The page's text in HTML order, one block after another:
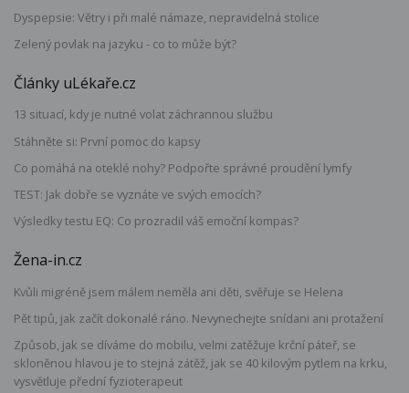
Dyspepsie: Větry i při malé námaze, nepravidelná stolice
Zelený povlak na jazyku - co to může být?
Články uLékaře.cz
13 situací, kdy je nutné volat záchrannou službu
Stáhněte si: První pomoc do kapsy
Co pomáhá na oteklé nohy? Podpořte správné proudění lymfy
TEST: Jak dobře se vyznáte ve svých emocích?
Výsledky testu EQ: Co prozradil váš emoční kompas?
Žena-in.cz
Kvůli migréně jsem málem neměla ani děti, svěřuje se Helena
Pět tipů, jak začít dokonalé ráno. Nevynechejte snídani ani protažení
Způsob, jak se díváme do mobilu, velmi zatěžuje krční páteř, se
skloněnou hlavou je to stejná zátěž, jak se 40 kilovým pytlem na krku,
vysvětluje přední fyzioterapeut